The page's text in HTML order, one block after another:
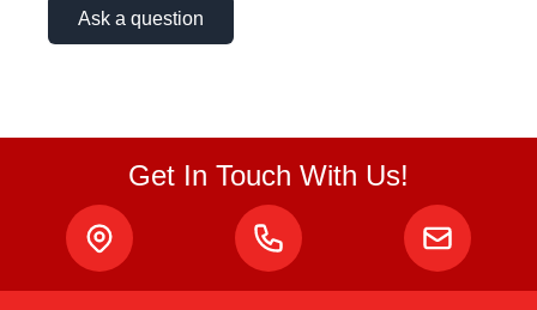
Ask a question
Get In Touch With Us!